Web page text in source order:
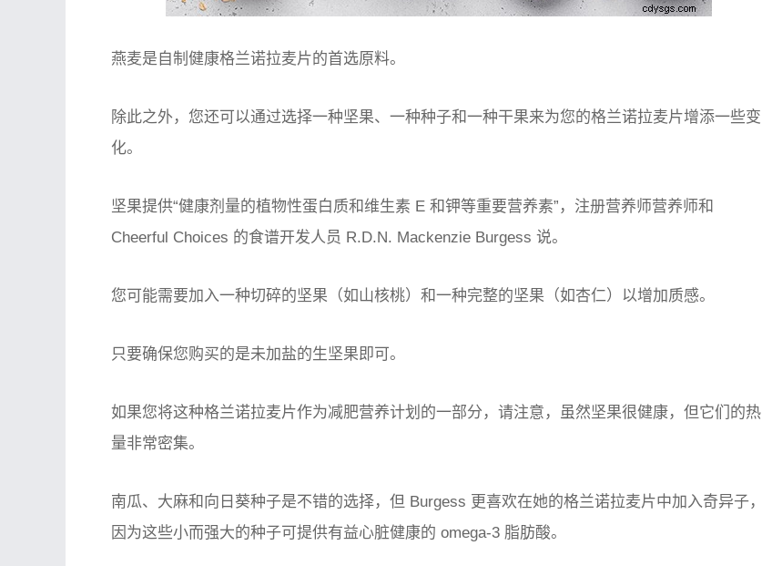
燕麦是自制健康格兰诺拉麦片的首选原料。
除此之外，您还可以通过选择一种坚果、一种种子和一种干果来为您的格兰诺拉麦片增添一些变
化。
坚果提供“健康剂量的植物性蛋白质和维生素 E 和钾等重要营养素”，注册营养师营养师和
Cheerful Choices 的食谱开发人员 R.D.N. Mackenzie Burgess 说。
您可能需要加入一种切碎的坚果（如山核桃）和一种完整的坚果（如杏仁）以增加质感。
只要确保您购买的是未加盐的生坚果即可。
如果您将这种格兰诺拉麦片作为减肥营养计划的一部分，请注意，虽然坚果很健康，但它们的热
量非常密集。
南瓜、大麻和向日葵种子是不错的选择，但 Burgess 更喜欢在她的格兰诺拉麦片中加入奇异子，
因为这些小而强大的种子可提供有益心脏健康的 omega-3 脂肪酸。